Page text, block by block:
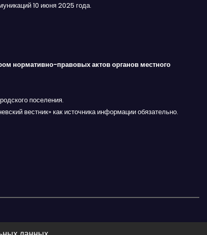
10 июня 2025 года.
нормативно-правовых актов органов местного
поселения.
вестник» как источника информации обязательно.